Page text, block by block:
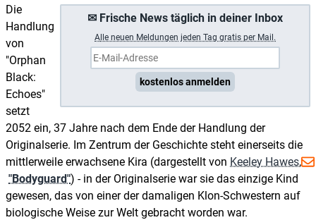
✉ Frische News täglich in deiner Inbox
Alle neuen Meldungen jeden Tag gratis per Mail.
kostenlos anmelden
Die
Handlung
von
"Orphan
Black:
Echoes"
setzt
2052 ein, 37 Jahre nach dem Ende der Handlung der
Originalserie. Im Zentrum der Geschichte steht einerseits die
mittlerweile erwachsene Kira (dargestellt von Keeley Hawes,
"Bodyguard") - in der Originalserie war sie das einzige Kind
gewesen, das von einer der damaligen Klon-Schwestern auf
biologische Weise zur Welt gebracht worden war.